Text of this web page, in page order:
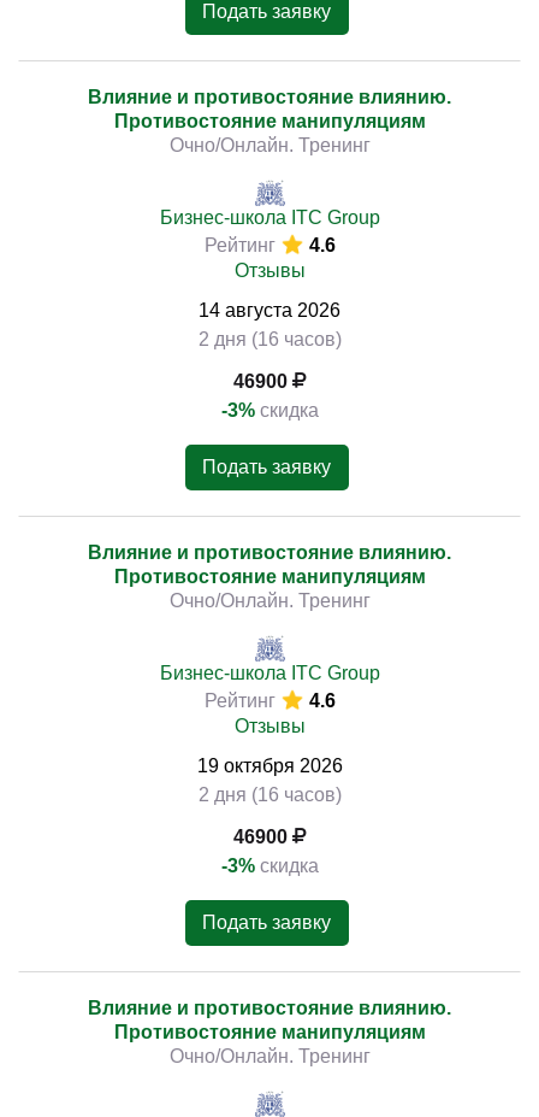
Подать заявку
Влияние и противостояние влиянию.
Противостояние манипуляциям
Очно/Онлайн. Тренинг
Бизнес-школа ITC Group
Рейтинг
4.6
Отзывы
14 августа 2026
2 дня (16 часов)
46900
-3% скидка
Подать заявку
Влияние и противостояние влиянию.
Противостояние манипуляциям
Очно/Онлайн. Тренинг
Бизнес-школа ITC Group
Рейтинг
4.6
Отзывы
19 октября 2026
2 дня (16 часов)
46900
-3% скидка
Подать заявку
Влияние и противостояние влиянию.
Противостояние манипуляциям
Очно/Онлайн. Тренинг